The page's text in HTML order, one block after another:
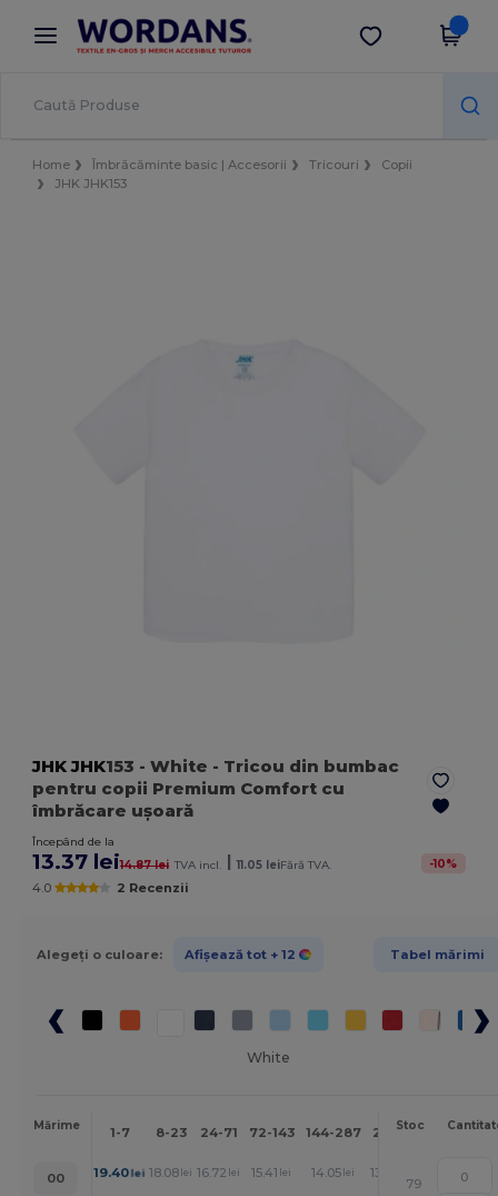
× Aplicația Wordans
Prețuri mai bune în aplicație!
Descarcă app
Home Îmbrăcăminte basic | Accesorii Tricouri
Copii
JHK JHK153
JHK JHK153 - White - Tricou din bumbac
pentru copii Premium Comfort cu
îmbrăcare ușoară
Începând de la
13.37 lei14.87 lei TVA incl. | 11.05 leiFără TVA. -10%
4.0 2 Recenzii
Alegeți o culoare: Afișează tot + 12 Tabel mărimi
White
Mărime 1-7 8-23 24-71 72-143 144-287 288 +
Mai
Stoc
00 19.40lei 18.08 lei 16.72 lei 15.41 lei 14.05 lei 13.37
79